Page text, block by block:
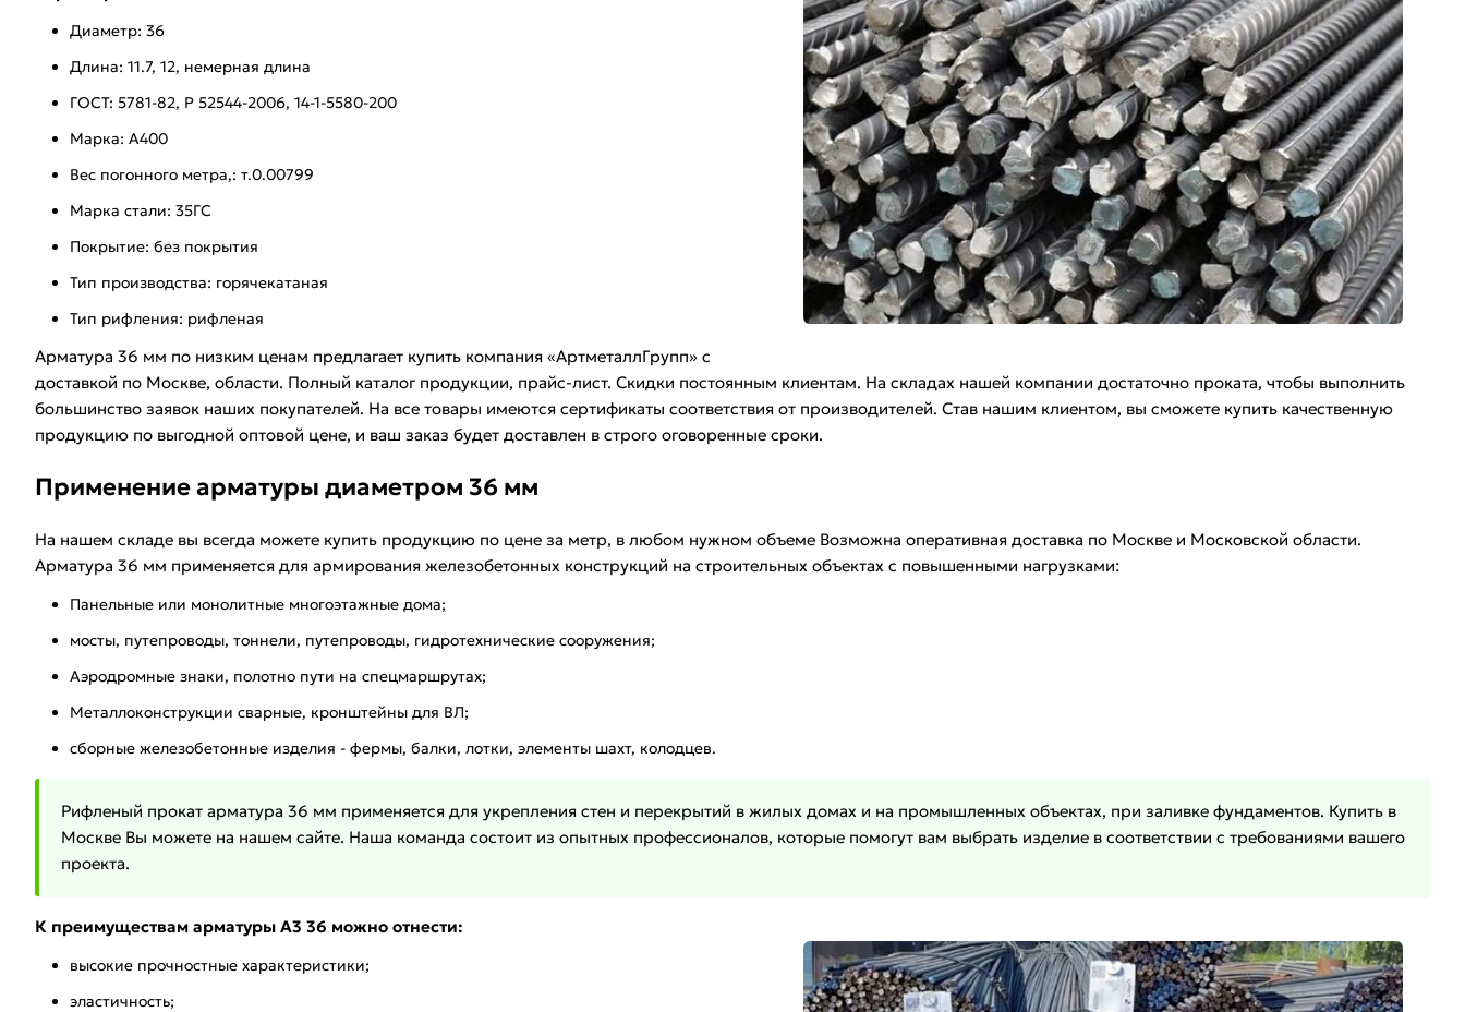
Диаметр: 36
Длина: 11.7, 12, немерная длина
ГОСТ: 5781-82, Р 52544-2006, 14-1-5580-200
Марка: А400
Вес погонного метра,: т.0.00799
Марка стали: 35ГС
Покрытие: без покрытия
Тип производства: горячекатаная
Тип рифления: рифленая
Арматура 36 мм по низким ценам предлагает купить компания «АртметаллГрупп» с
доставкой по Москве, области. Полный каталог продукции, прайс-лист. Скидки постоянным клиентам. На складах нашей компании достаточно проката, чтобы выполнить
большинство заявок наших покупателей. На все товары имеются сертификаты соответствия от производителей. Став нашим клиентом, вы сможете купить качественную
продукцию по выгодной оптовой цене, и ваш заказ будет доставлен в строго оговоренные сроки.
Применение арматуры диаметром 36 мм
На нашем складе вы всегда можете купить продукцию по цене за метр, в любом нужном объеме Возможна оперативная доставка по Москве и Московской области.
Арматура 36 мм применяется для армирования железобетонных конструкций на строительных объектах с повышенными нагрузками:
Панельные или монолитные многоэтажные дома;
мосты, путепроводы, тоннели, путепроводы, гидротехнические сооружения;
Аэродромные знаки, полотно пути на спецмаршрутах;
Металлоконструкции сварные, кронштейны для ВЛ;
сборные железобетонные изделия - фермы, балки, лотки, элементы шахт, колодцев.
Рифленый прокат арматура 36 мм применяется для укрепления стен и перекрытий в жилых домах и на промышленных объектах, при заливке фундаментов. Купить в
Москве Вы можете на нашем сайте. Наша команда состоит из опытных профессионалов, которые помогут вам выбрать изделие в соответствии с требованиями вашего
проекта.
К преимуществам арматуры А3 36 можно отнести:
высокие прочностные характеристики;
эластичность;